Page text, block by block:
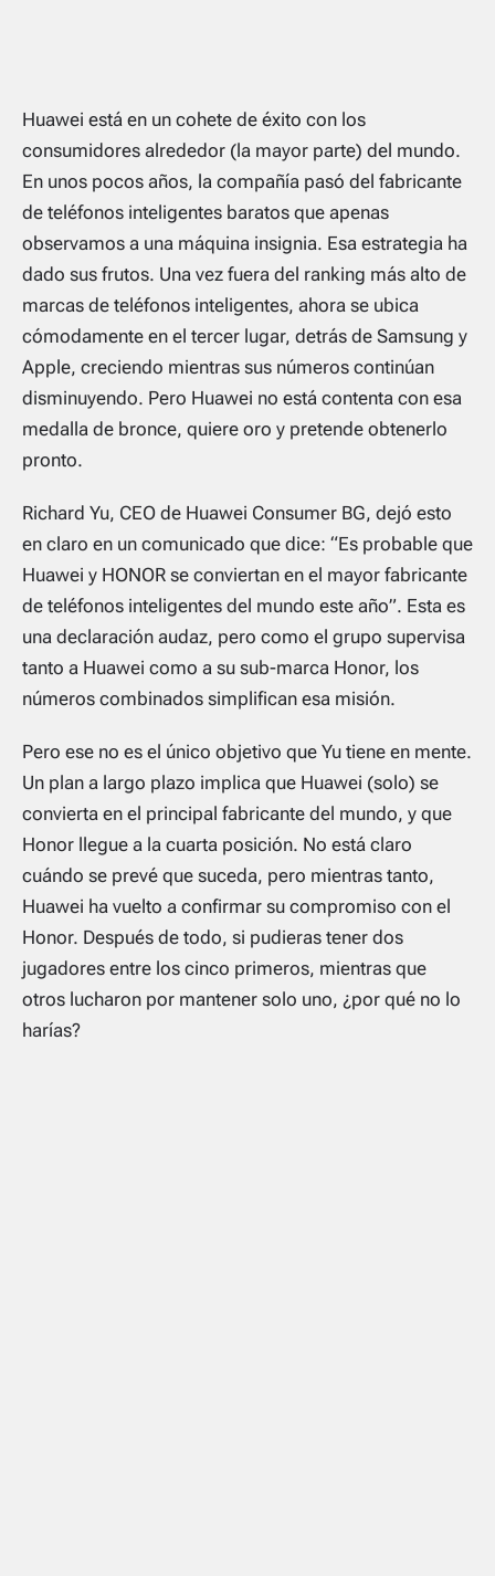
Huawei está en un cohete de éxito con los
consumidores alrededor (la mayor parte) del mundo.
En unos pocos años, la compañía pasó del fabricante
de teléfonos inteligentes baratos que apenas
observamos a una máquina insignia. Esa estrategia ha
dado sus frutos. Una vez fuera del ranking más alto de
marcas de teléfonos inteligentes, ahora se ubica
cómodamente en el tercer lugar, detrás de Samsung y
Apple, creciendo mientras sus números continúan
disminuyendo. Pero Huawei no está contenta con esa
medalla de bronce, quiere oro y pretende obtenerlo
pronto.
Richard Yu, CEO de Huawei Consumer BG, dejó esto
en claro en un comunicado que dice: “Es probable que
Huawei y HONOR se conviertan en el mayor fabricante
de teléfonos inteligentes del mundo este año”. Esta es
una declaración audaz, pero como el grupo supervisa
tanto a Huawei como a su sub-marca Honor, los
números combinados simplifican esa misión.
Pero ese no es el único objetivo que Yu tiene en mente.
Un plan a largo plazo implica que Huawei (solo) se
convierta en el principal fabricante del mundo, y que
Honor llegue a la cuarta posición. No está claro
cuándo se prevé que suceda, pero mientras tanto,
Huawei ha vuelto a confirmar su compromiso con el
Honor. Después de todo, si pudieras tener dos
jugadores entre los cinco primeros, mientras que
otros lucharon por mantener solo uno, ¿por qué no lo
harías?